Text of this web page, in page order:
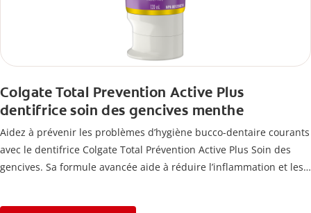
Colgate Total Prevention Active Plus
dentifrice soin des gencives menthe
Aidez à prévenir les problèmes d’hygiène bucco-dentaire courants
avec le dentifrice Colgate Total Prévention Active Plus Soin des
gencives. Sa formule avancée aide à réduire l’inflammation et les